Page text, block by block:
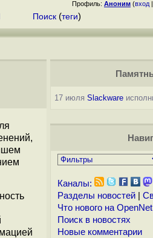
Профиль: Аноним (вход |
Поиск (теги)
17 июля Slackware
Каналы:
Разделы новостей|
Что нового на OpenNet
Поиск в новостях
Новые комментарии